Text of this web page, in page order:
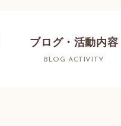
ブログ・活動内容
BLOG ACTIVITY